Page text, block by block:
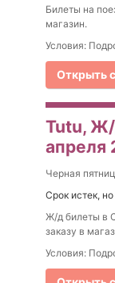
Билеты на
магазин.
Условия:
Открыть
Tutu,
апреля
Черная
Срок истек,
Ж/д билеты в
заказу в
Условия: